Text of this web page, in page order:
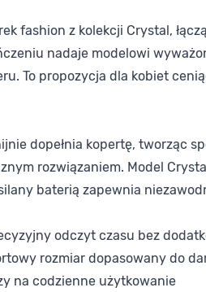
fashion z kolekcji Crystal,
nadaje modelowi
To propozycja dla kobiet
dopełnia kopertę, tworząc
rozwiązaniem. Model
baterią zapewnia
odczyt czasu bez
rozmiar dopasowany do
na codzienne użytkowanie